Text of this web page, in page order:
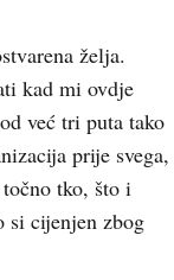
želja.
kad mi ovdje
već tri puta tako
prije svega,
točno tko, što i
si cijenjen zbog